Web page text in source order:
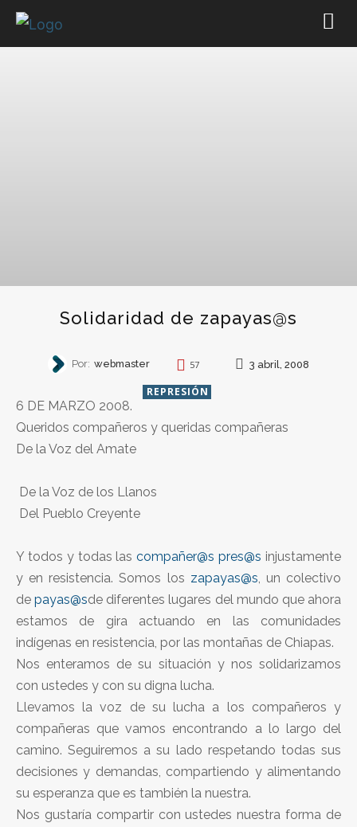
Solidaridad de zapayas@s
Por: webmaster 57 3 abril, 2008
REPRESIÓN
6 DE MARZO 2008.
Queridos compañeros y queridas compañeras
De la Voz del Amate
De la Voz de los Llanos
Del Pueblo Creyente
Y todos y todas lascompañer@s pres@s injustamente
y en resistencia. Somos los zapayas@s , un colectivo
depayas@sde diferentes lugares del mundo que ahora
estamos de gira actuando en las comunidades
indígenas en resistencia, por las montañas de Chiapas.
Nos enteramos de su situación y nos solidarizamos
con ustedes y con su digna lucha.
Llevamos la voz de su lucha a los compañeros y
compañeras que vamos encontrando a lo largo del
camino. Seguiremos a su lado respetando todas sus
decisiones y demandas, compartiendo y alimentando
su esperanza que es también la nuestra.
Nos gustaría compartir con ustedes nuestra forma de